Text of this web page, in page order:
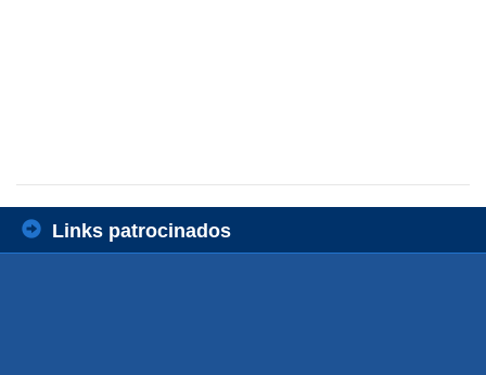
Links patrocinados